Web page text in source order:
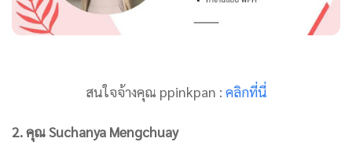
สนใจจ้างคุณ ppinkpan : คลิกที่นี่
2. คุณ Suchanya Mengchuay